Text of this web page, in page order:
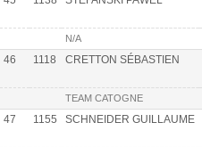
N/A
46 1118 CRETTON SÉBASTIEN
TEAM CATOGNE
47 1155 SCHNEIDER GUILLAUME